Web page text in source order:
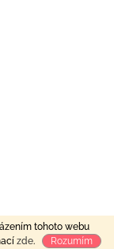
tohoto webu
zde. Rozumím